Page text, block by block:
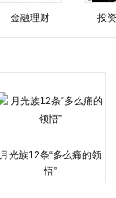
金融理财 投
月光族12条“多么痛的领
悟”